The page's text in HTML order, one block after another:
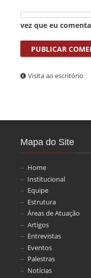
vez que eu
Visita ao escritório
Mapa do Site
Home
Institucional
Equipe
Estrutura
Áreas de Atuação
Artigos
Entrevistas
Eventos
Palestras
Notícias